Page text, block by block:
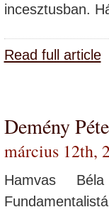
incesztusban.
Read full article
Demény
március 12th,
Hamvas